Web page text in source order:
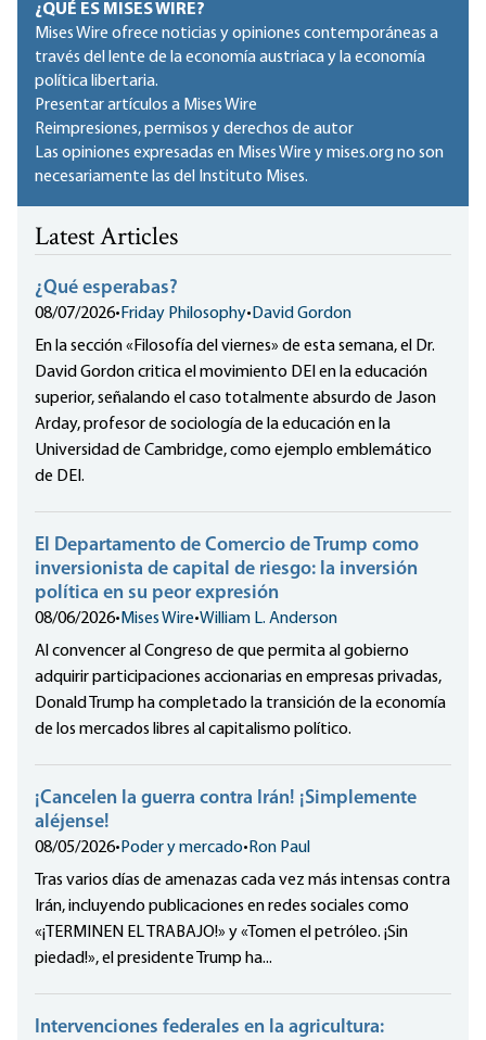
¿QUÉ ES MISES WIRE?
Mises Wire ofrece noticias y opiniones contemporáneas a
través del lente de la economía austriaca y la economía
política libertaria.
Presentar artículos a Mises Wire
Reimpresiones, permisos y derechos de autor
Las opiniones expresadas en Mises Wire y mises.org no son
necesariamente las del Instituto Mises.
Latest Articles
¿Qué esperabas?
08/07/2026• Friday Philosophy• David Gordon
En la sección «Filosofía del viernes» de esta semana, el Dr.
David Gordon critica el movimiento DEI en la educación
superior, señalando el caso totalmente absurdo de Jason
Arday, profesor de sociología de la educación en la
Universidad de Cambridge, como ejemplo emblemático
de DEI.
El Departamento de Comercio de Trump como
inversionista de capital de riesgo: la inversión
política en su peor expresión
08/06/2026• Mises Wire•William L. Anderson
Al convencer al Congreso de que permita al gobierno
adquirir participaciones accionarias en empresas privadas,
Donald Trump ha completado la transición de la economía
de los mercados libres al capitalismo político.
¡Cancelen la guerra contra Irán! ¡Simplemente
aléjense!
08/05/2026• Poder y mercado• Ron Paul
Tras varios días de amenazas cada vez más intensas contra
Irán, incluyendo publicaciones en redes sociales como
«¡TERMINEN EL TRABAJO!» y «Tomen el petróleo. ¡Sin
piedad!», el presidente Trump ha...
Intervenciones federales en la agricultura: